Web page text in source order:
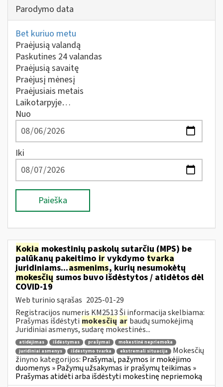
Parodymo data
Bet kuriuo metu
Praėjusią valandą
Paskutines 24 valandas
Praėjusią savaitę
Praėjusį mėnesį
Praėjusiais metais
Laikotarpyje…
Nuo
Iki
Paieška
Kokia mokestinių paskolų sutarčių (MPS) be
palūkanų pakeitimo ir vykdymo tvarka
juridiniams...asmenims, kurių nesumokėtų
mokesčių sumos buvo išdėstytos / atidėtos dėl
COVID-19
Web turinio sąrašas 2025-01-29
Registracijos numeris KM2513 Ši informacija skelbiama:
Prašymas išdėstyti mokesčių ar baudų sumokėjimą
Juridiniai asmenys, sudarę mokestinės...
atidėjimas išdėstymas prašymai
mokestinė nepriemoka
juridiniai asmenys
išdėstymo tvarka ekstremali situacija
Mokesčių
žinyno kategorijos: Prašymai, pažymos ir mokėjimo
duomenys » Pažymų užsakymas ir prašymų teikimas »
Prašymas atidėti arba išdėstyti mokestinę nepriemoką